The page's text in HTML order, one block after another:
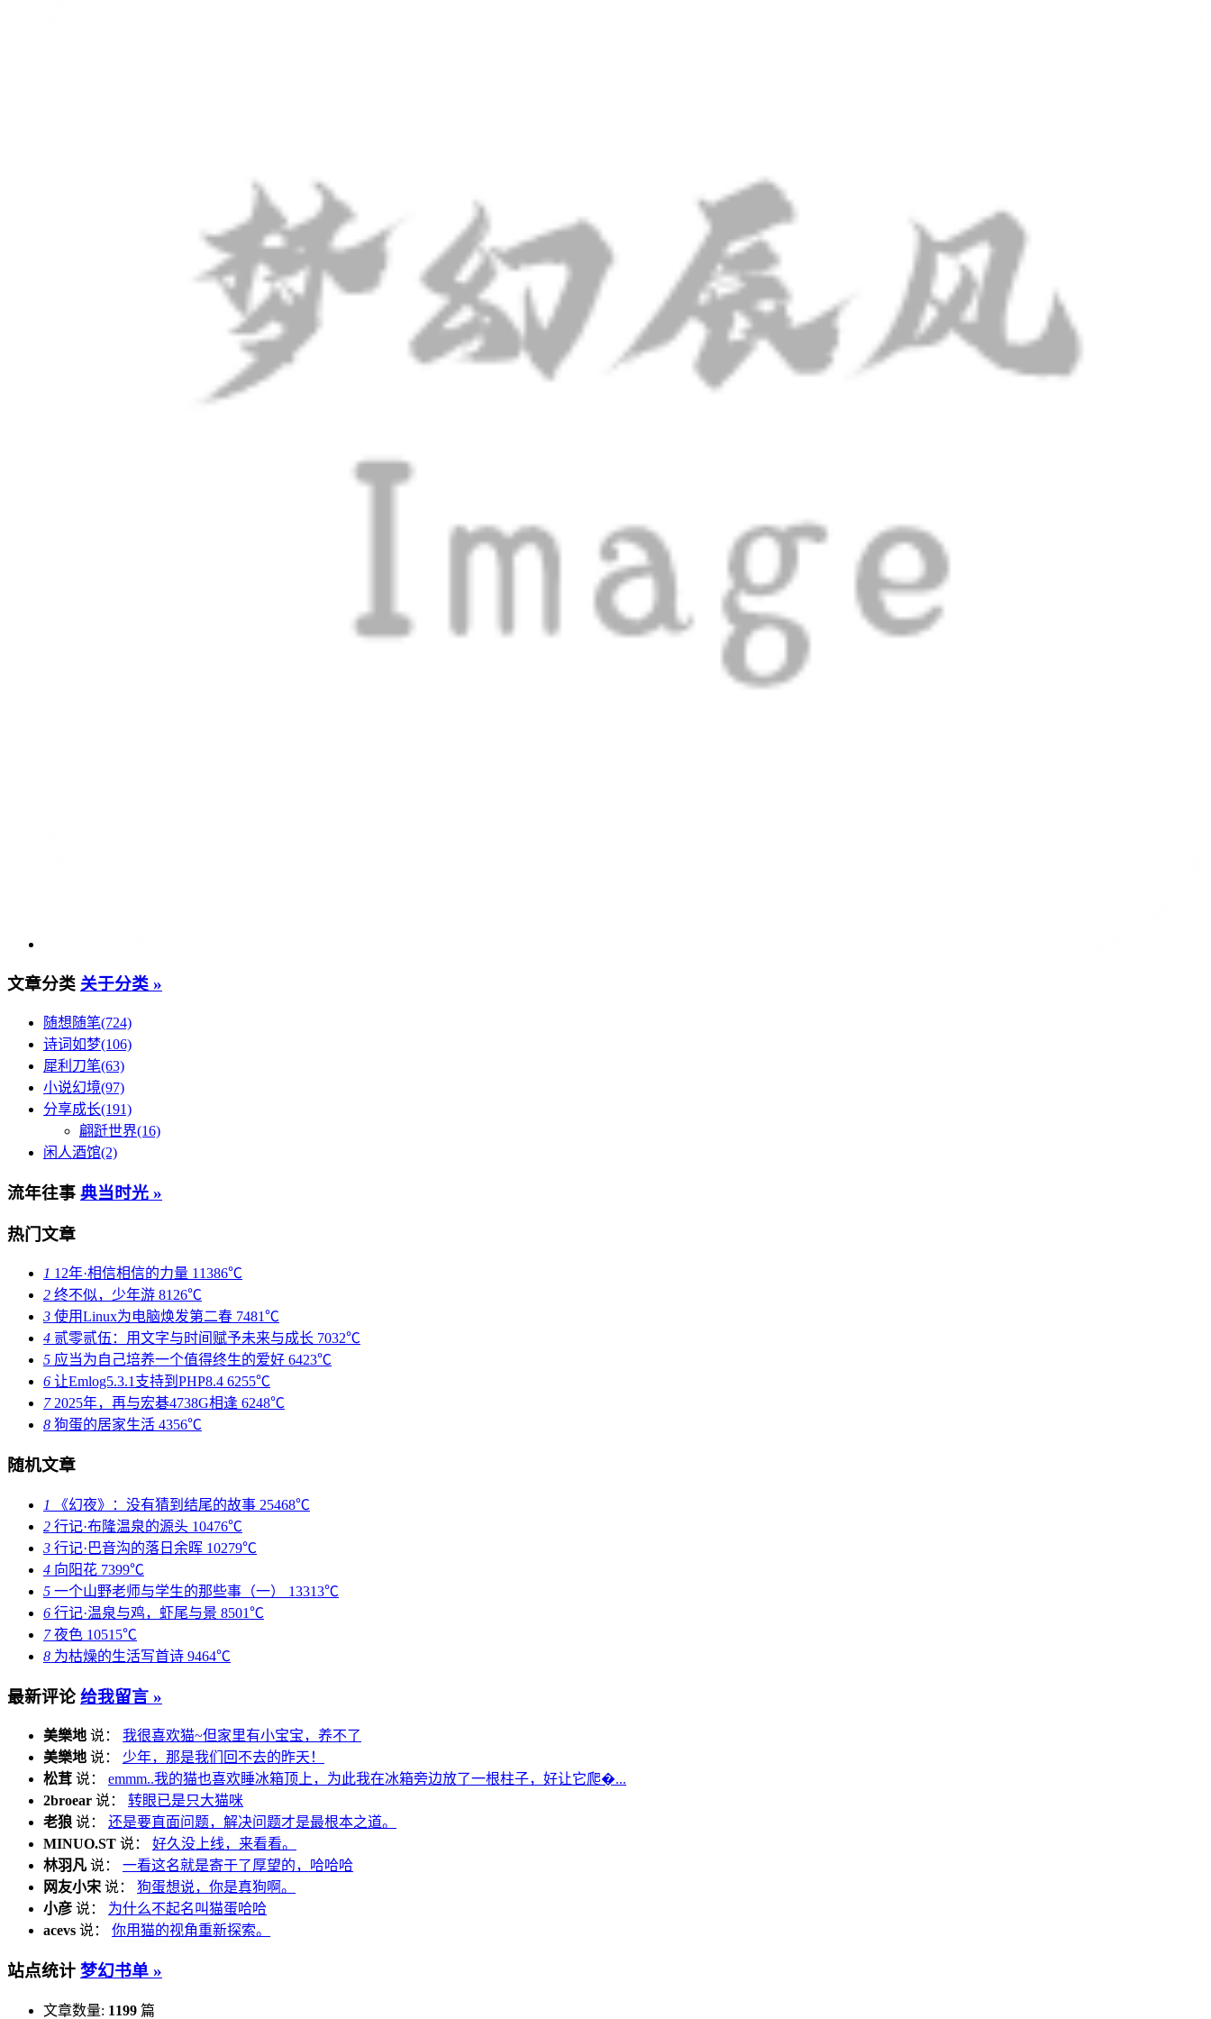
文章分类 关于分类 »
随想随笔(724)
诗词如梦(106)
犀利刀笔(63)
小说幻境(97)
分享成长(191)
翩跹世界(16)
闲人酒馆(2)
流年往事 典当时光 »
热门文章
1 12年·相信相信的力量 11386℃
2 终不似，少年游 8126℃
3 使用Linux为电脑焕发第二春 7481℃
4 贰零贰伍：用文字与时间赋予未来与成长 7032℃
5 应当为自己培养一个值得终生的爱好 6423℃
6 让Emlog5.3.1支持到PHP8.4 6255℃
72025年，再与宏碁4738G相逢 6248℃
8 狗蛋的居家生活 4356℃
随机文章
1 《幻夜》：没有猜到结尾的故事 25468℃
2 行记·布隆温泉的源头 10476℃
3 行记·巴音沟的落日余晖 10279℃
4 向阳花 7399℃
5 一个山野老师与学生的那些事（一） 13313℃
6 行记·温泉与鸡，虾尾与景 8501℃
7夜色 10515℃
8 为枯燥的生活写首诗 9464℃
最新评论 给我留言 »
美樂地 说： 我很喜欢猫~但家里有小宝宝，养不了
美樂地 说： 少年，那是我们回不去的昨天！
松茸 说： emmm..我的猫也喜欢睡冰箱顶上，为此我在冰箱旁边放了一根柱子，好让它爬�...
2broear 说： 转眼已是只大猫咪
老狼 说： 还是要直面问题，解决问题才是最根本之道。
MINUO.ST 说： 好久没上线，来看看。
林羽凡 说： 一看这名就是寄于了厚望的，哈哈哈
网友小宋 说： 狗蛋想说，你是真狗啊。
小彦 说： 为什么不起名叫猫蛋哈哈
acevs 说： 你用猫的视角重新探索。
站点统计 梦幻书单 »
文章数量: 1199 篇